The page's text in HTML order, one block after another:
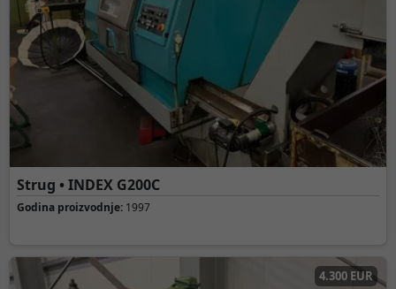
Strug • INDEX G200C
Godina proizvodnje: 1997
4.300 EUR